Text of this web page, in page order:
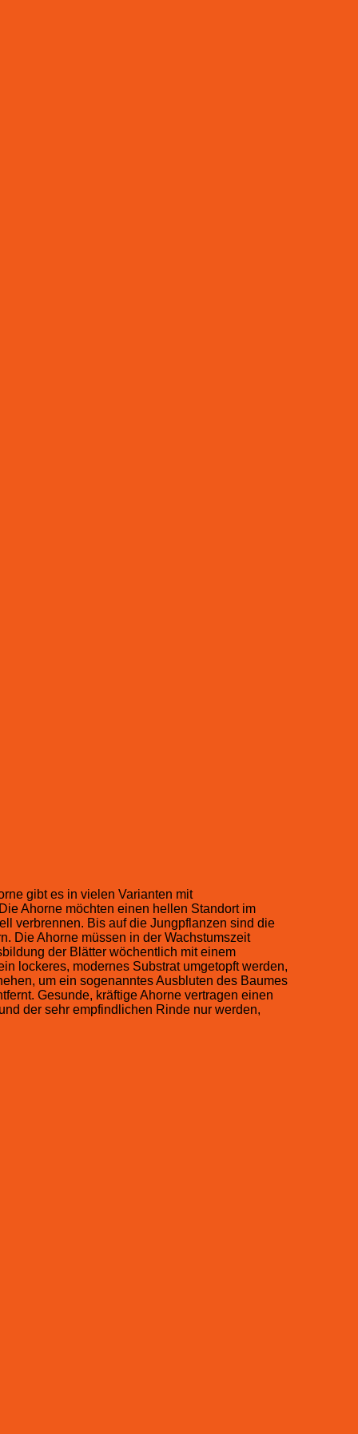
gibt es in vielen Varianten mit
Ahorne möchten einen hellen Standort im
verbrennen. Bis auf die Jungpflanzen sind die
Die Ahorne müssen in der Wachstumszeit
der Blätter wöchentlich mit einem
lockeres, modernes Substrat umgetopft werden,
um ein sogenanntes Ausbluten des Baumes
Gesunde, kräftige Ahorne vertragen einen
der sehr empfindlichen Rinde nur werden,